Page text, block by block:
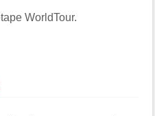
WorldTour.